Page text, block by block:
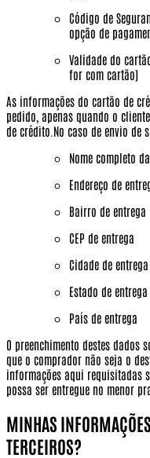
Código de
opção de
Validade do
for com cartão)
As informações do cartão de
pedido, apenas quando o
de crédito.No caso de envio de
Nome completo
Endereço de
Bairro de entrega
CEP de entrega
Cidade de entrega
Estado de entrega
País de entrega
O preenchimento destes dados
que o comprador não seja o
informações aqui requisitadas
possa ser entregue no menor
MINHAS
TERCEIROS?